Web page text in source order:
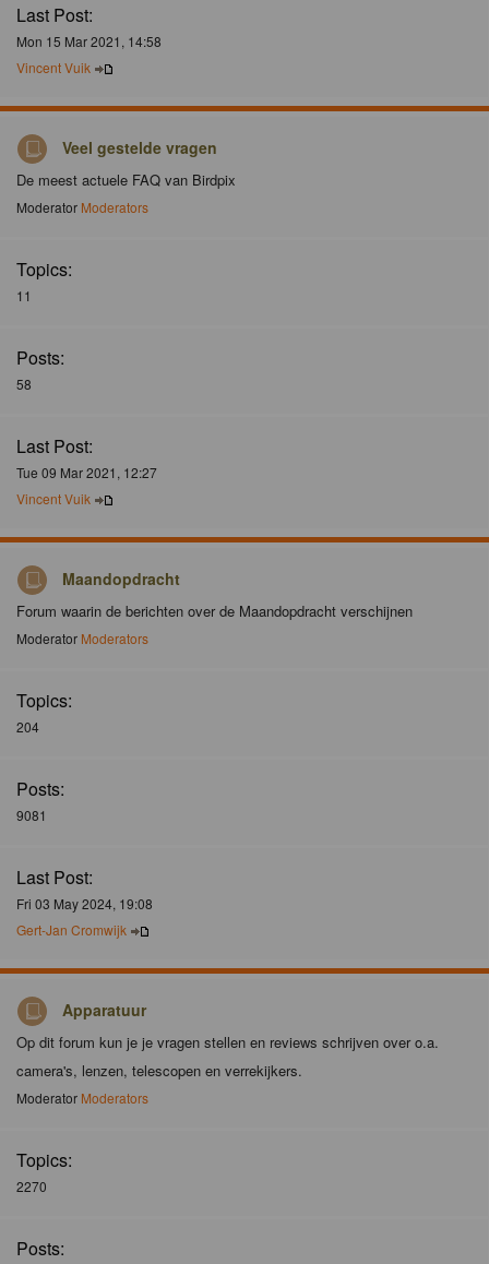
Last Post:
Mon 15 Mar 2021, 14:58
Vincent Vuik
Veel gestelde vragen
De meest actuele FAQ van Birdpix
Moderator Moderators
Topics:
11
Posts:
58
Last Post:
Tue 09 Mar 2021, 12:27
Vincent Vuik
Maandopdracht
Forum waarin de berichten over de Maandopdracht verschijnen
Moderator Moderators
Topics:
204
Posts:
9081
Last Post:
Fri 03 May 2024, 19:08
Gert-Jan Cromwijk
Apparatuur
Op dit forum kun je je vragen stellen en reviews schrijven over o.a.
camera's, lenzen, telescopen en verrekijkers.
Moderator Moderators
Topics:
2270
Posts: